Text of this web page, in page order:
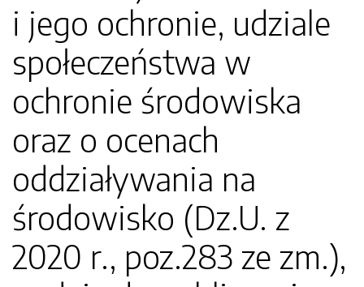
i jego ochronie, udziale
społeczeństwa w
ochronie środowiska
oraz o ocenach
oddziaływania na
środowisko (Dz.U. z
2020 r., poz.283 ze zm.),